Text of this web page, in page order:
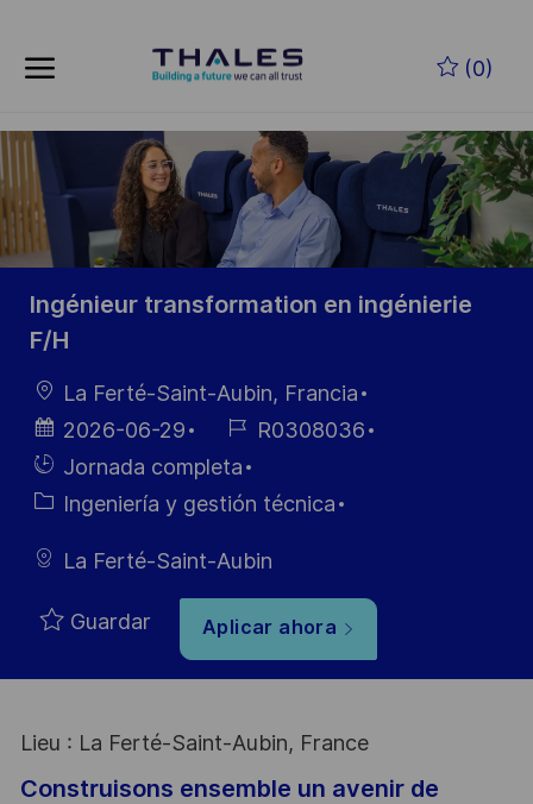
(0)
-
Ingénieur transformation en ingénierie
F/H
Ubicación
La Ferté-Saint-Aubin, Francia
Fecha de
publicación
2026-06-29
ID de
empleo
R0308036
Hiring
Type
Jornada completa
Categoría
Ingeniería y gestión técnica
La Ferté-Saint-Aubin
Guardar Aplicar ahora
Lieu : La Ferté-Saint-Aubin, France
Construisons ensemble un avenir de